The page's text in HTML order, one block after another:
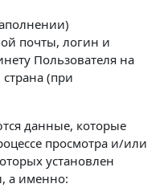
почты, логин и
Пользователя на
(при
данные, которые
просмотра и/или
установлен
а именно: